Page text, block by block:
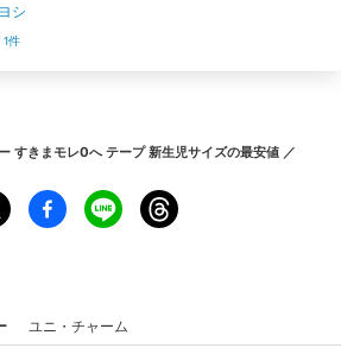
シ
1件
すきまモレ0へ テープ 新生児サイズの最安値 ／
ユニ・チャーム